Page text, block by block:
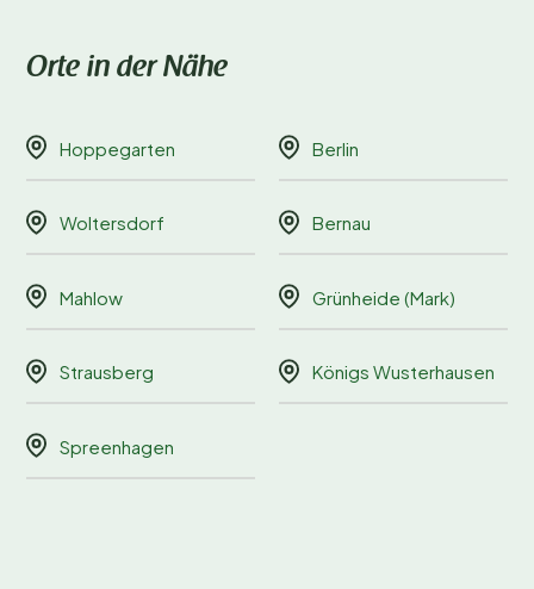
Orte in der Nähe
Hoppegarten Berlin
Woltersdorf Bernau
Mahlow Grünheide (Mark)
Strausberg Königs Wusterhausen
Spreenhagen